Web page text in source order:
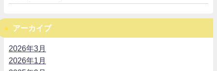
アーカイブ
2026年3月
2026年1月